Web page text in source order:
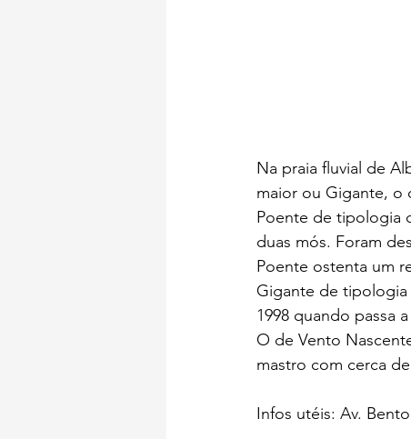
Na praia fluvial de
maior ou Gigante, o
Poente de tipologia
duas mós. Foram
Poente ostenta um
Gigante de tipologia
1998 quando passa
O de Vento
mastro com cerca
Infos utéis: Av.